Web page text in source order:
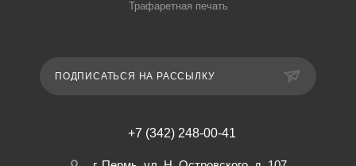
Трафаретная печать
ПОДПИСАТЬСЯ НА РАССЫЛКУ
+7 (342) 248-00-41